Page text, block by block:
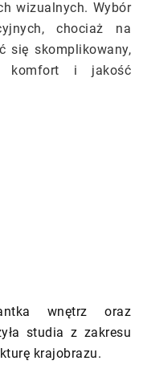
wizualnych. Wybór
chociaż na
się skomplikowany,
komfort i jakość
wnętrz oraz
studia z zakresu
krajobrazu.